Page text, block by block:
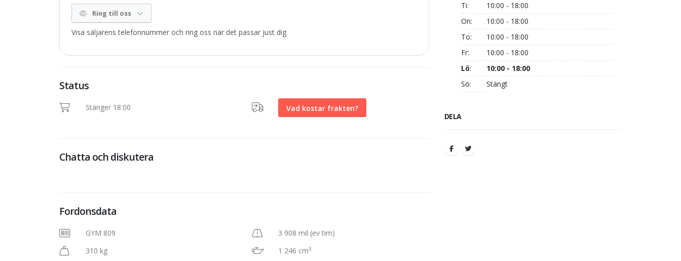
Ring till oss
Visa säljarens telefonnummer och ring oss när det passar just dig
Status
Stänger 18:00 Vad kostar frakten?
Chatta och diskutera
Fordonsdata
GYM 809
310 kg
3 908 mil (ev tim)
1 246 cm3
Ti:
10:00 - 18:00
On:
10:00 - 18:00
To:
10:00 - 18:00
Fr:
10:00 - 18:00
Lö:
10:00 - 18:00
Sö:
Stängt
DELA